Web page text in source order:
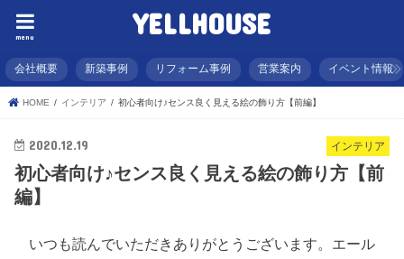
YELLHOUSE
menu
会社概要 新築事例 リフォーム事例 営業案内 イベント情報
HOME インテリア 初心者向け♪センス良く見える絵の飾り方【前編】
インテリア
2020.12.19
初心者向け♪センス良く見える絵の飾り方【前
編】
いつも読んでいただきありがとうございます。エール